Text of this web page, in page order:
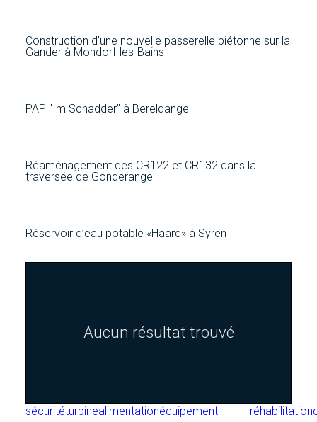
Construction d’une nouvelle passerelle piétonne sur la
Gander à Mondorf-les-Bains
PAP "Im Schadder" à Bereldange
Réaménagement des CR122 et CR132 dans la
traversée de Gonderange
Réservoir d’eau potable «Haard» à Syren
Aucun résultat trouvé
sécuritéturbinealimentationéquipement
réhabilitation